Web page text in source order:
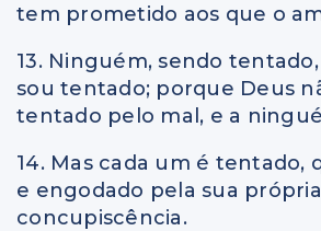
tem prometido aos que o
13. Ninguém, sendo
sou tentado; porque Deus
tentado pelo mal, e a
14. Mas cada um é tentado,
e engodado pela sua própria
concupiscência.